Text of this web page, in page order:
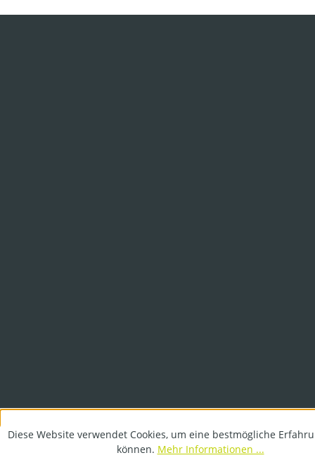
Diese Website verwendet Cookies, um eine bestmögliche
können. Mehr Informationen ...